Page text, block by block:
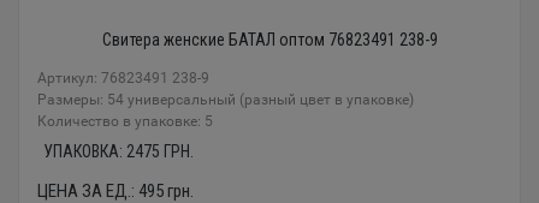
Свитера женские БАТАЛ оптом 76823491 238-9
Артикул: 76823491 238-9
Размеры: 54 универсальный (разный цвет в упаковке)
Количество в упаковке: 5
УПАКОВКА: 2475 ГРН.
ЦЕНА ЗА ЕД.: 495грн.